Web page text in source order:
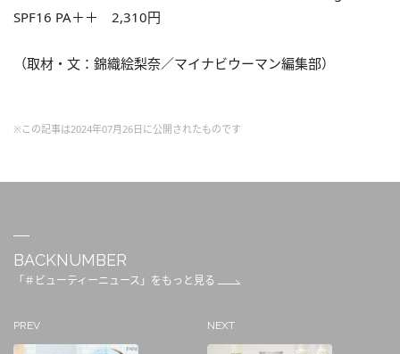
SPF16 PA＋＋ 2,310円
（取材・文：錦織絵梨奈／マイナビウーマン編集部）
※この記事は2024年07月26日に公開されたものです
BACKNUMBER
「＃ビューティーニュース」をもっと見る
PREV NEXT